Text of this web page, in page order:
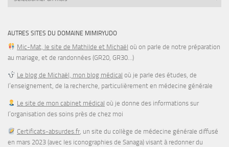
AUTRES SITES DU DOMAINE MIMIRYUDO
Mic-Mat, le site de Mathilde et Michaël où on parle de notre préparation
au mariage, et de randonnées (GR20, GR30…)
Le blog de Michaël, mon blog médical où je parle des études, de
l’enseignement, de la recherche, particulièrement en médecine générale
Le site de mon cabinet médical où je donne des informations sur
l’organisation des soins près de chez moi
Certificats-absurdes.fr, un site du collège de médecine générale diffusé
en mars 2023 (avec les iconographies de Sanaga) visant à redonner du